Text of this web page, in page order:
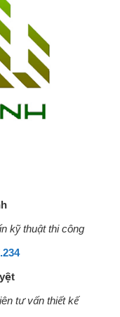
kỹ thuật thi công
tư vấn thiết kế